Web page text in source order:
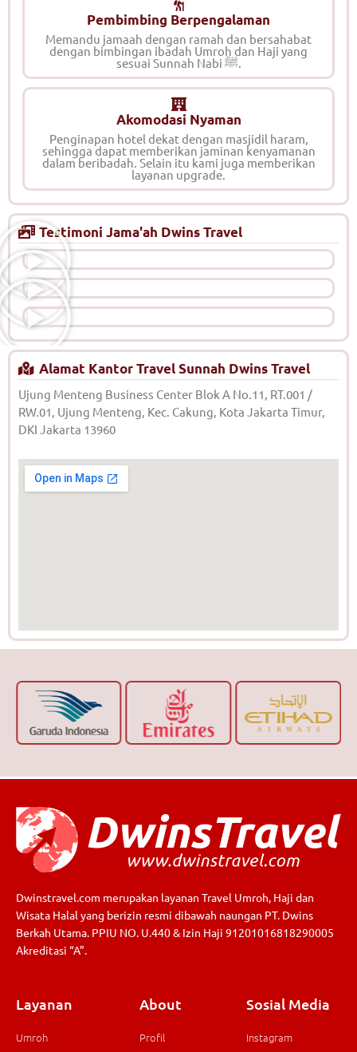
Pembimbing Berpengalaman
Memandu jamaah dengan ramah dan bersahabat
dengan bimbingan ibadah Umroh dan Haji yang
Akomodasi Nyaman
Penginapan hotel dekat dengan masjidil haram,
sehingga dapat memberikan jaminan kenyamanan
dalam beribadah. Selain itu kami juga memberikan
layanan upgrade.
Testimoni Jama'ah Dwins Travel
Alamat Kantor Travel Sunnah Dwins Travel
Ujung Menteng Business Center Blok A No.11, RT.001 /
RW.01, Ujung Menteng, Kec. Cakung, Kota Jakarta Timur,
DKI Jakarta 13960
Dwinstravel.com merupakan layanan Travel Umroh, Haji dan
Wisata Halal yang berizin resmi dibawah naungan PT. Dwins
Berkah Utama. PPIU NO. U.440 & Izin Haji 91201016818290005
Akreditasi “A”.
Layanan
Umroh
About
Profil
Sosial Media
Instagram